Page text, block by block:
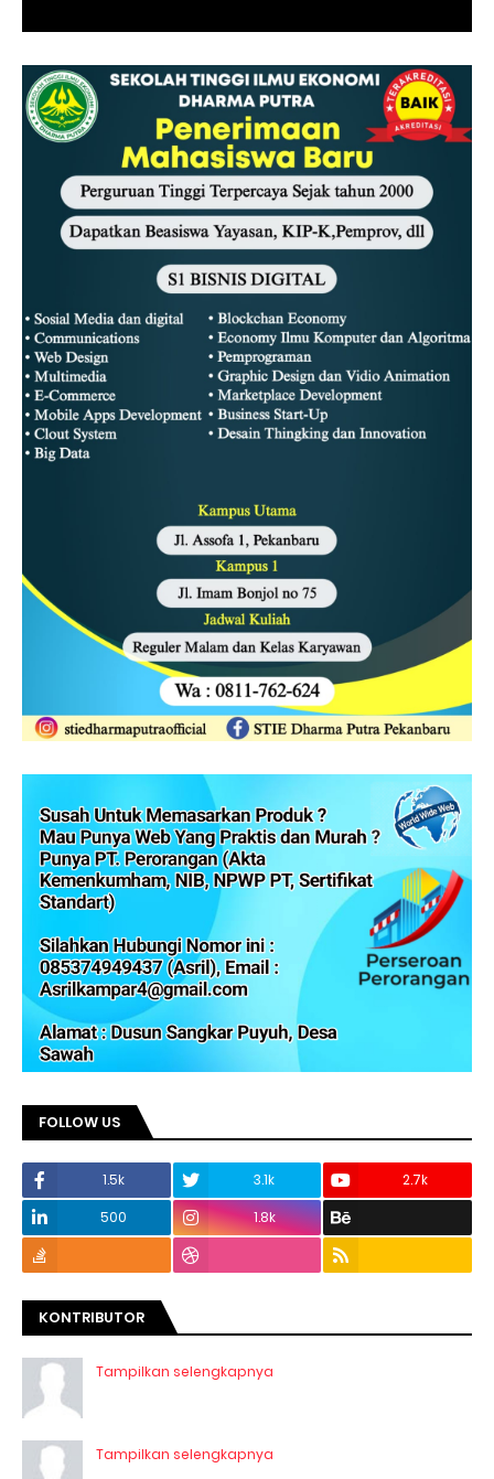
FOLLOW US
1.5k 3.1k
2.7k
500
1.8k
KONTRIBUTOR
Tampilkan selengkapnya
Tampilkan selengkapnya